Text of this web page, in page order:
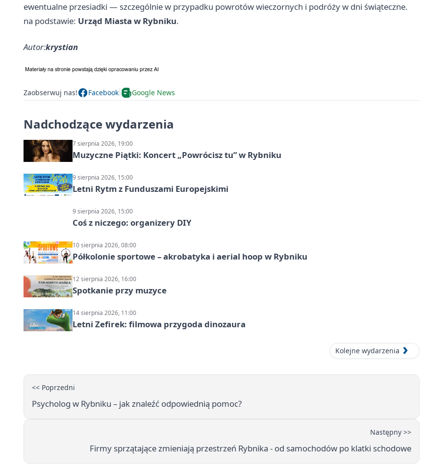
ewentualne przesiadki — szczególnie w przypadku powrotów wieczornych i podróży w dni świąteczne.
na podstawie: Urząd Miasta w Rybniku.
Autor:krystian
Zaobserwuj nas! Facebook Google News
Nadchodzące wydarzenia
7 sierpnia 2026, 19:00
Muzyczne Piątki: Koncert „Powrócisz tu” w Rybniku
9 sierpnia 2026, 15:00
Letni Rytm z Funduszami Europejskimi
9 sierpnia 2026, 15:00
Coś z niczego: organizery DIY
10 sierpnia 2026, 08:00
Półkolonie sportowe – akrobatyka i aerial hoop w Rybniku
12 sierpnia 2026, 16:00
Spotkanie przy muzyce
14 sierpnia 2026, 11:00
Letni Zefirek: filmowa przygoda dinozaura
Kolejne wydarzenia
<< Poprzedni
Psycholog w Rybniku – jak znaleźć odpowiednią pomoc?
Następny >>
Firmy sprzątające zmieniają przestrzeń Rybnika - od samochodów po klatki schodowe